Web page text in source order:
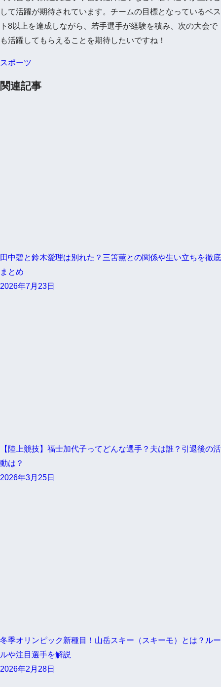
して活躍が期待されています。チームの目標となっているベス
ト8以上を達成しながら、若手選手が経験を積み、次の大会で
も活躍してもらえることを期待したいですね！
スポーツ
関連記事
田中碧と鈴木愛理は別れた？三笘薫との関係や生い立ちを徹底
まとめ
2026年7月23日
【陸上競技】福士加代子ってどんな選手？夫は誰？引退後の活
動は？
2026年3月25日
冬季オリンピック新種目！山岳スキー（スキーモ）とは？ルー
ルや注目選手を解説
2026年2月28日